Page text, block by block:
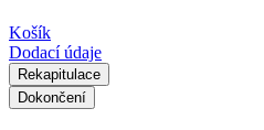
Košík
Dodací údaje
Rekapitulace
Dokončení